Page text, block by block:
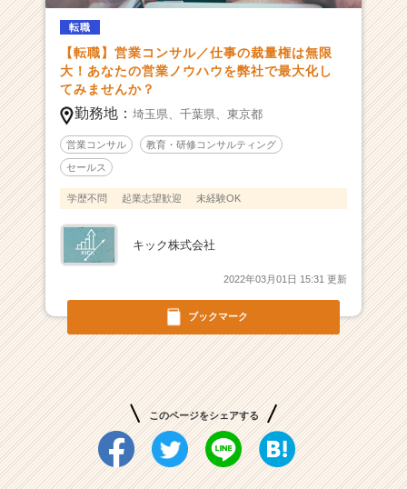
極
そ
の
先
へ
|
チ
ー・
企
か
ウ
ト
が
ブックマーク
転職
【転職】営業コンサル／仕事の裁量権は無限
大！あなたの営業ノウハウを弊社で最大化し
てみませんか？
勤務地： 埼玉県、 千葉県、 東京都
営業コンサル 教育・研修コンサルティング
セールス
学歴不問 起業志望歓迎 未経験OK
キック株式会社
2022年03月01日 15:31 更新
このページをシェアする